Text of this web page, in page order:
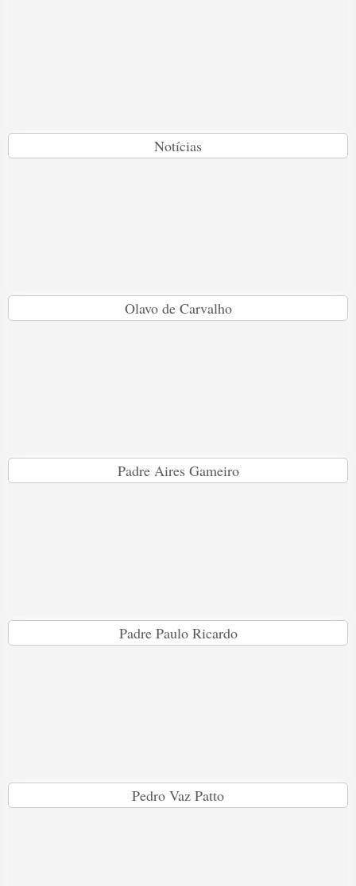
Notícias
Olavo de Carvalho
Padre Aires Gameiro
Padre Paulo Ricardo
Pedro Vaz Patto